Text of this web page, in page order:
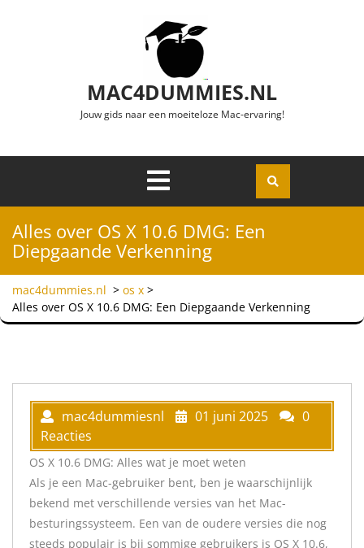
MAC4DUMMIES.NL
Jouw gids naar een moeiteloze Mac-ervaring!
Openen
Alles over OS X 10.6 DMG: Een
Diepgaande Verkenning
mac4dummies.nl > os x >
Alles over OS X 10.6 DMG: Een Diepgaande Verkenning
mac4dummiesnl 01 juni 2025
0
Reacties
OS X 10.6 DMG: Alles wat je moet weten
Als je een Mac-gebruiker bent, ben je waarschijnlijk
bekend met verschillende versies van het Mac-
besturingssysteem. Een van de oudere versies die nog
steeds populair is bij sommige gebruikers is OS X 10.6,